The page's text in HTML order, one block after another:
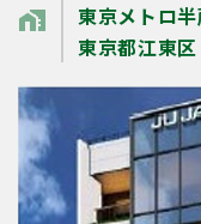
home_work
東京メトロ
東京都江東